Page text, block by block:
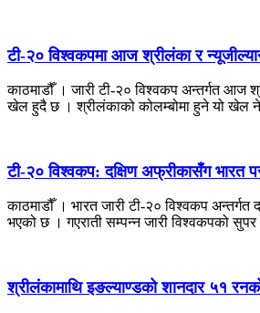
टी-२० विश्वकपमा आज श्रीलंका र
काठमाडौँ । जारी टी-२० विश्वकप अन्तर्गत आज
खेल हुदै छ । श्रीलंकाको कोलम्बोमा हुने यो खेल
टी-२० विश्वकप: दक्षिण अफ्रीकासँग भारत
काठमाडौँ । भारत जारी टी-२० विश्वकप अन्तर्गत
भएको छ । गएराती सम्पन्न जारी विश्वकपको
श्रीलंकामाथि इङल्याण्डको शानदार ५१